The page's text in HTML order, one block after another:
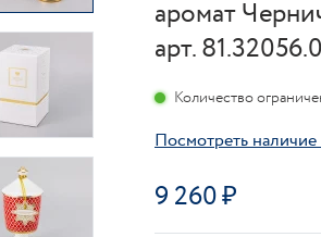
аромат
арт.
9 260
Посмотреть наличие
Количество